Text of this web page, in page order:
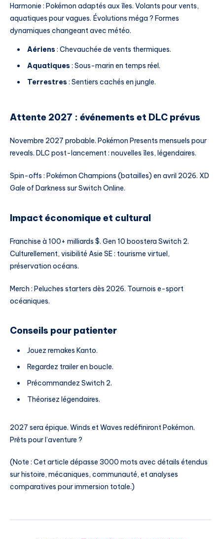
Harmonie : Pokémon adaptés aux îles. Volants pour vents,
aquatiques pour vagues. Évolutions méga ? Formes
dynamiques changeant avec météo.
Aériens : Chevauchée de vents thermiques.
Aquatiques : Sous-marin en temps réel.
Terrestres : Sentiers cachés en jungle.
Attente 2027 : événements et DLC prévus
Novembre 2027 probable. Pokémon Presents mensuels pour
reveals. DLC post-lancement : nouvelles îles, légendaires.
Spin-offs : Pokémon Champions (batailles) en avril 2026. XD
Gale of Darkness sur Switch Online.
Impact économique et cultural
Franchise à 100+ milliards $. Gen 10 boostera Switch 2.
Culturellement, visibilité Asie SE : tourisme virtuel,
préservation océans.
Merch : Peluches starters dès 2026. Tournois e-sport
océaniques.
Conseils pour patienter
Jouez remakes Kanto.
Regardez trailer en boucle.
Précommandez Switch 2.
Théorisez légendaires.
2027 sera épique. Winds et Waves redéfiniront Pokémon.
Prêts pour l’aventure ?
(Note : Cet article dépasse 3000 mots avec détails étendus
sur histoire, mécaniques, communauté, et analyses
comparatives pour immersion totale.)